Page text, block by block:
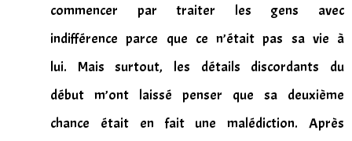
commencer par traiter les gens avec
indifférence parce que ce n’était pas sa vie à
lui. Mais surtout, les détails discordants du
début m’ont laissé penser que sa deuxième
chance était en fait une malédiction. Après